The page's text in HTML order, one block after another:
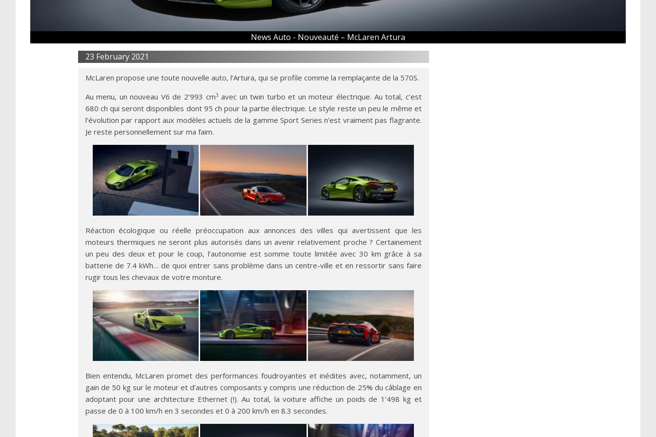
News Auto - Nouveauté – McLaren Artura
23 February 2021
McLaren propose une toute nouvelle auto, l’Artura, qui se profile comme la remplaçante de la 570S.
Au menu, un nouveau V6 de 2’993 cm3 avec un twin turbo et un moteur électrique. Au total, c’est
680 ch qui seront disponibles dont 95 ch pour la partie électrique. Le style reste un peu le même et
l’évolution par rapport aux modèles actuels de la gamme Sport Series n’est vraiment pas flagrante.
Je reste personnellement sur ma faim.
Réaction écologique ou réelle préoccupation aux annonces des villes qui avertissent que les
moteurs thermiques ne seront plus autorisés dans un avenir relativement proche ? Certainement
un peu des deux et pour le coup, l’autonomie est somme toute limitée avec 30 km grâce à sa
batterie de 7.4 kWh… de quoi entrer sans problème dans un centre-ville et en ressortir sans faire
rugir tous les chevaux de votre monture.
Bien entendu, McLaren promet des performances foudroyantes et inédites avec, notamment, un
gain de 50 kg sur le moteur et d’autres composants y compris une réduction de 25% du câblage en
adoptant pour une architecture Ethernet (!). Au total, la voiture affiche un poids de 1’498 kg et
passe de 0 à 100 km/h en 3 secondes et 0 à 200 km/h en 8.3 secondes.